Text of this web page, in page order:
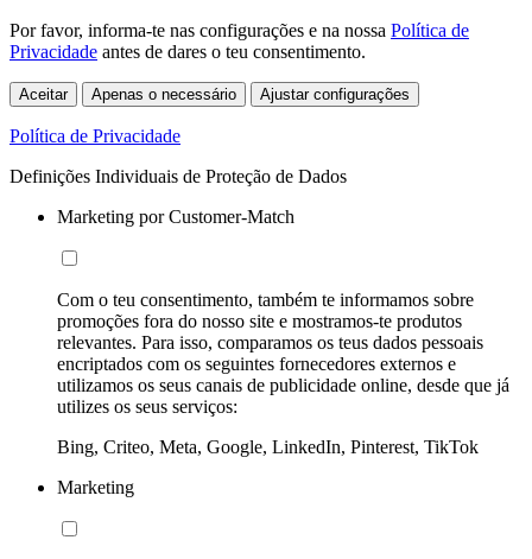
Por favor, informa-te nas configurações e na nossa Política de
Privacidade antes de dares o teu consentimento.
Aceitar Apenas o necessário Ajustar configurações
Política de Privacidade
Definições Individuais de Proteção de Dados
Marketing por Customer-Match
Com o teu consentimento, também te informamos sobre
promoções fora do nosso site e mostramos-te produtos
relevantes. Para isso, comparamos os teus dados pessoais
encriptados com os seguintes fornecedores externos e
utilizamos os seus canais de publicidade online, desde que já
utilizes os seus serviços:
Bing, Criteo, Meta, Google, LinkedIn, Pinterest, TikTok
Marketing